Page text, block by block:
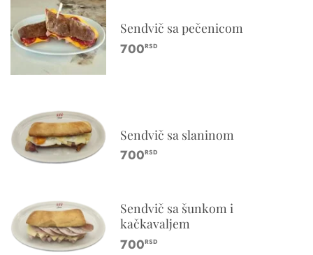
Sendvič sa pečenicom
700RSD
Sendvič sa slaninom
700RSD
Sendvič sa šunkom i
kačkavaljem
700RSD